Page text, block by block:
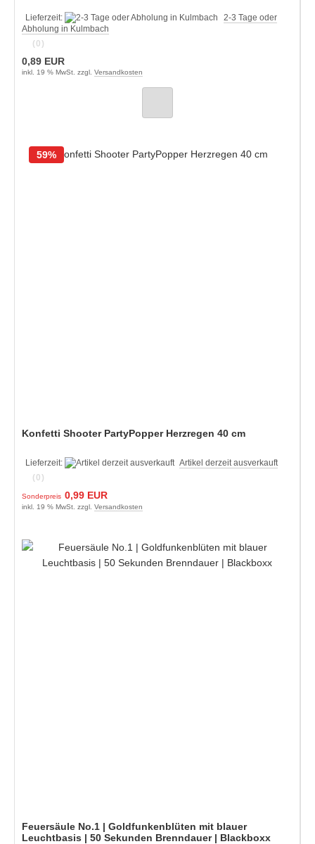
Lieferzeit:
2-3 Tage oder
Abholung in Kulmbach
(0)
0,89 EUR
inkl. 19 % MwSt. zzgl. Versandkosten
Konfetti Shooter PartyPopper Herzregen 40 cm
Lieferzeit:
Artikel derzeit ausverkauft
(0)
Sonderpreis 0,99 EUR
59%
inkl. 19 % MwSt. zzgl. Versandkosten
Feuersäule No.1 | Goldfunkenblüten mit blauer
Leuchtbasis | 50 Sekunden Brenndauer | Blackboxx